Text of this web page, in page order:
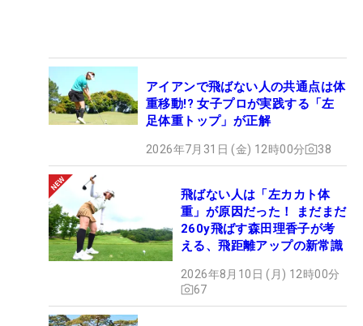
アイアンで飛ばない人の共通点は体
重移動!? 女子プロが実践する「左
足体重トップ」が正解
2026年7月31日 (金) 12時00分 38
飛ばない人は「左カカト体
重」が原因だった！ まだまだ
260y飛ばす森田理香子が考
える、飛距離アップの新常識
2026年8月10日 (月) 12時00分
67